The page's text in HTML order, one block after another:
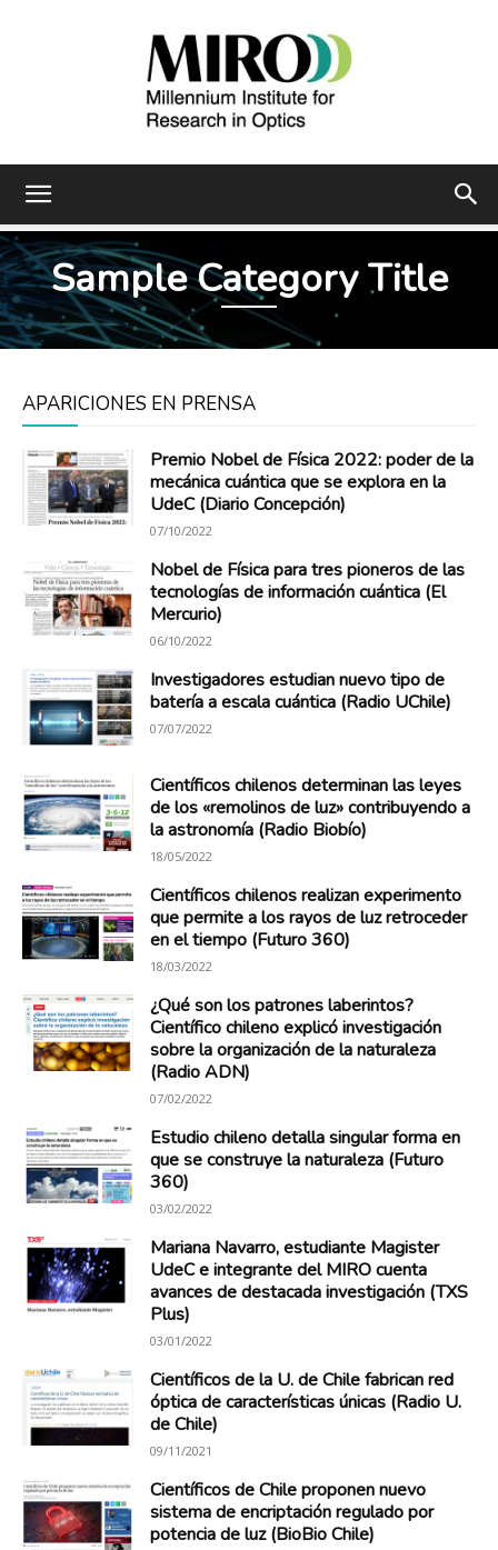
Milenio
de
Investigación
Óptica,
MIRO
Sample Category Title
APARICIONES EN PRENSA
Premio Nobel de Física 2022: poder de la
mecánica cuántica que se explora en la
UdeC (Diario Concepción)
07/10/2022
Nobel de Física para tres pioneros de las
tecnologías de información cuántica (El
Mercurio)
06/10/2022
Investigadores estudian nuevo tipo de
batería a escala cuántica (Radio UChile)
07/07/2022
Científicos chilenos determinan las leyes
de los «remolinos de luz» contribuyendo a
la astronomía (Radio Biobío)
18/05/2022
Científicos chilenos realizan experimento
que permite a los rayos de luz retroceder
en el tiempo (Futuro 360)
18/03/2022
¿Qué son los patrones laberintos?
Científico chileno explicó investigación
sobre la organización de la naturaleza
(Radio ADN)
07/02/2022
Estudio chileno detalla singular forma en
que se construye la naturaleza (Futuro
360)
03/02/2022
Mariana Navarro, estudiante Magister
UdeC e integrante del MIRO cuenta
avances de destacada investigación (TXS
Plus)
03/01/2022
Científicos de la U. de Chile fabrican red
óptica de características únicas (Radio U.
de Chile)
09/11/2021
Científicos de Chile proponen nuevo
sistema de encriptación regulado por
potencia de luz (BioBio Chile)